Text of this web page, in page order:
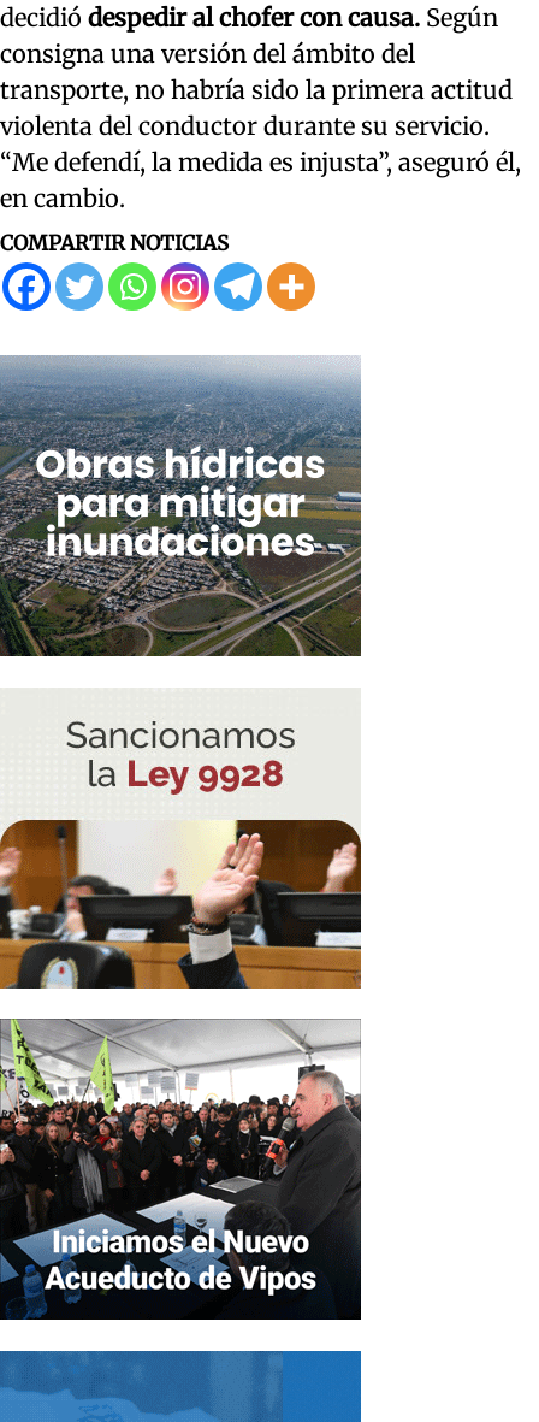
decidió despedir al chofer con causa. Según
consigna una versión del ámbito del
transporte, no habría sido la primera actitud
violenta del conductor durante su servicio.
“Me defendí, la medida es injusta”, aseguró él,
en cambio.
COMPARTIR NOTICIAS